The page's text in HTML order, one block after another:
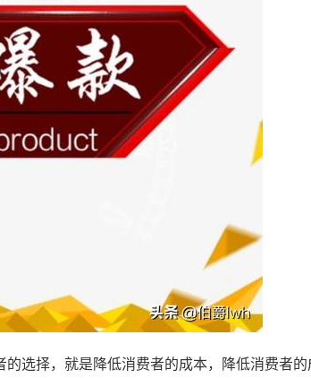
选择，就是降低消费者的成本，降低消费者